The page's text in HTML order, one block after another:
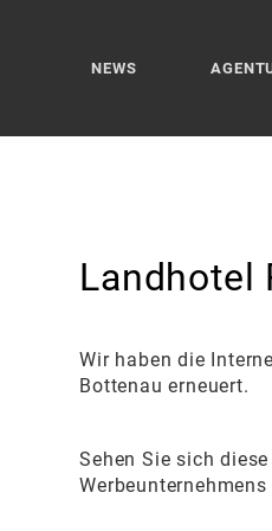
NEWS
Landhotel
Wir haben die
Bottenau erneuert.
Sehen Sie sich